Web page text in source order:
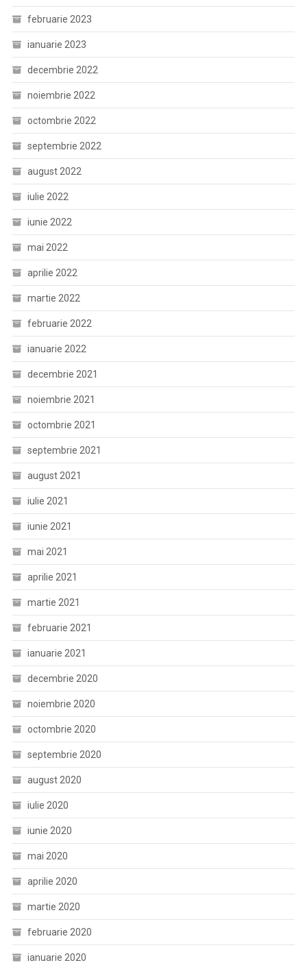
februarie 2023
ianuarie 2023
decembrie 2022
noiembrie 2022
octombrie 2022
septembrie 2022
august 2022
iulie 2022
iunie 2022
mai 2022
aprilie 2022
martie 2022
februarie 2022
ianuarie 2022
decembrie 2021
noiembrie 2021
octombrie 2021
septembrie 2021
august 2021
iulie 2021
iunie 2021
mai 2021
aprilie 2021
martie 2021
februarie 2021
ianuarie 2021
decembrie 2020
noiembrie 2020
octombrie 2020
septembrie 2020
august 2020
iulie 2020
iunie 2020
mai 2020
aprilie 2020
martie 2020
februarie 2020
ianuarie 2020